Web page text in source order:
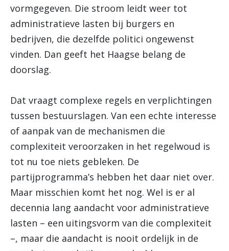
vormgegeven. Die stroom leidt weer tot
administratieve lasten bij burgers en
bedrijven, die dezelfde politici ongewenst
vinden. Dan geeft het Haagse belang de
doorslag.
Dat vraagt complexe regels en verplichtingen
tussen bestuurslagen. Van een echte interesse
of aanpak van de mechanismen die
complexiteit veroorzaken in het regelwoud is
tot nu toe niets gebleken. De
partijprogramma’s hebben het daar niet over.
Maar misschien komt het nog. Wel is er al
decennia lang aandacht voor administratieve
lasten – een uitingsvorm van die complexiteit
–, maar die aandacht is nooit ordelijk in de